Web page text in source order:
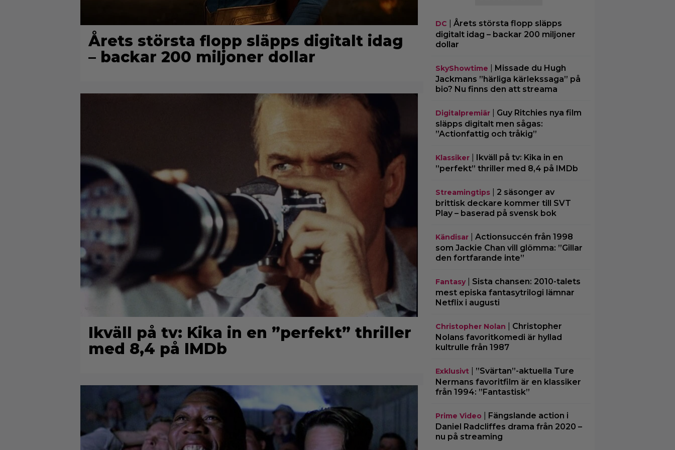
Årets största flopp släpps digitalt idag
– backar 200 miljoner dollar
Ikväll på tv: Kika in en ”perfekt” thriller
med 8,4 på IMDb
DC
Årets största flopp släpps
digitalt idag – backar 200 miljoner
dollar
SkyShowtime
Missade du Hugh
Jackmans ”härliga kärlekssaga” på
bio? Nu finns den att streama
Digitalpremiär| Guy Ritchies nya film
släpps digitalt men sågas:
”Actionfattig och tråkig”
Klassiker| Ikväll på tv: Kika in en
”perfekt” thriller med 8,4 på IMDb
Streamingtips| 2 säsonger av
brittisk deckare kommer till SVT
Play – baserad på svensk bok
Kändisar| Actionsuccén från 1998
som Jackie Chan vill glömma: ”Gillar
den fortfarande inte”
Fantasy| Sista chansen: 2010-talets
mest episka fantasytrilogi lämnar
Netflix i augusti
Christopher Nolan
Christopher
Nolans favoritkomedi är hyllad
kultrulle från 1987
Exklusivt
”Svärtan”-aktuella Ture
Nermans favoritfilm är en klassiker
från 1994: ”Fantastisk”
Prime Video
Fängslande action i
Daniel Radcliffes drama från 2020 –
nu på streaming